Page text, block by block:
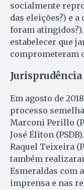
socialmente
das eleições?) e
foram
estabelecer que
comprometeram
Jurisprudência
Em agosto de
processo
Marconi Perillo
José Éliton
Raquel Teixeira
também
Esmeraldas com
imprensa e nas